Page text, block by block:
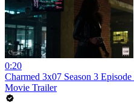
0:20
Charmed 3x07 Season 3
Movie Trailer